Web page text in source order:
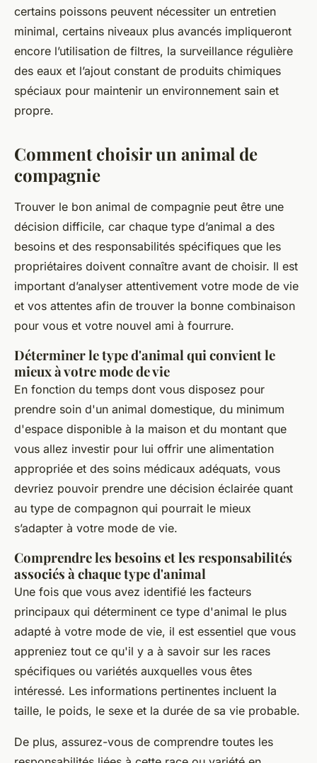
certains poissons peuvent nécessiter un entretien
minimal, certains niveaux plus avancés impliqueront
encore l’utilisation de filtres, la surveillance régulière
des eaux et l’ajout constant de produits chimiques
spéciaux pour maintenir un environnement sain et
propre.
Comment choisir un animal de
compagnie
Trouver le bon animal de compagnie peut être une
décision difficile, car chaque type d’animal a des
besoins et des responsabilités spécifiques que les
propriétaires doivent connaître avant de choisir. Il est
important d’analyser attentivement votre mode de vie
et vos attentes afin de trouver la bonne combinaison
pour vous et votre nouvel ami à fourrure.
Déterminer le type d'animal qui convient le
mieux à votre mode de vie
En fonction du temps dont vous disposez pour
prendre soin d'un animal domestique, du minimum
d'espace disponible à la maison et du montant que
vous allez investir pour lui offrir une alimentation
appropriée et des soins médicaux adéquats, vous
devriez pouvoir prendre une décision éclairée quant
au type de compagnon qui pourrait le mieux
s’adapter à votre mode de vie.
Comprendre les besoins et les responsabilités
associés à chaque type d'animal
Une fois que vous avez identifié les facteurs
principaux qui déterminent ce type d'animal le plus
adapté à votre mode de vie, il est essentiel que vous
appreniez tout ce qu'il y a à savoir sur les races
spécifiques ou variétés auxquelles vous êtes
intéressé. Les informations pertinentes incluent la
taille, le poids, le sexe et la durée de sa vie probable.
De plus, assurez-vous de comprendre toutes les